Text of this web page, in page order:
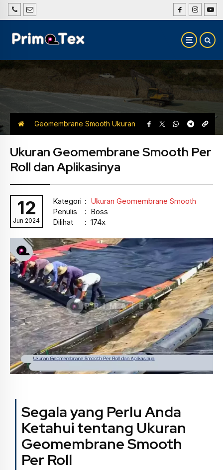
Geomembrane Smooth Ukuran
Geomembrane Smooth
Ukuran Geomembrane Smooth Per
Roll dan Aplikasinya
12
Jun 2024
Kategori : Ukuran Geomembrane Smooth
Penulis
: Boss
Dilihat
: 174x
Segala yang Perlu Anda
Ketahui tentang Ukuran
Geomembrane Smooth
Per Roll